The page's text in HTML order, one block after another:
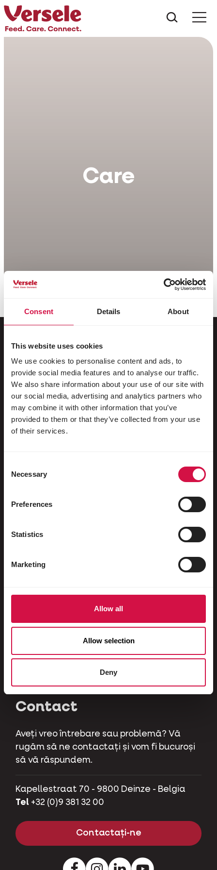
Consent Details About
This website uses cookies
We use cookies to personalise content and ads, to
provide social media features and to analyse our traffic.
We also share information about your use of our site with
our social media, advertising and analytics partners who
may combine it with other information that you’ve
provided to them or that they’ve collected from your use
of their services.
Selection
Necessary
Preferences
Statistics
Marketing
Allow all
Allow selection
Deny
Care
Pentru animalul tău
Păsări de colivie și de volieră
Păsări sălbatice
Păsări limicole și struți
Porumbei ornamentali
Dihori
Reptile
Păsări de curte
Ierbivore
Contact
Aveți vreo întrebare sau problemă? Vă
rugăm să ne contactați și vom fi bucuroși
să vă răspundem.
Kapellestraat 70 - 9800 Deinze - Belgia
Tel +32 (0)9 381 32 00
Contactați-ne
FacebookInstagramLinkedInYoutube